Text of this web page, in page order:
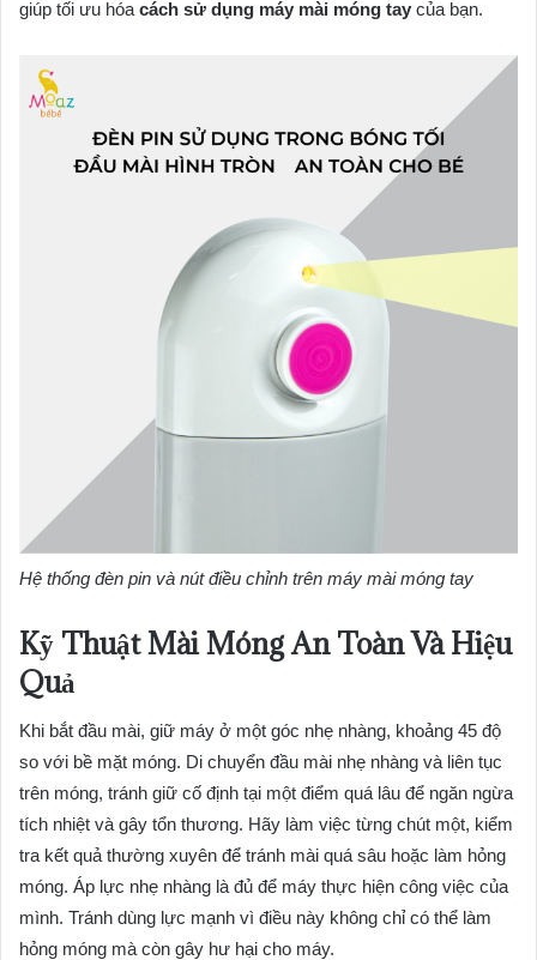
giúp tối ưu hóa cách sử dụng máy mài móng tay của bạn.
Hệ thống đèn pin và nút điều chỉnh trên máy mài móng tay
Kỹ Thuật Mài Móng An Toàn Và Hiệu
Quả
Khi bắt đầu mài, giữ máy ở một góc nhẹ nhàng, khoảng 45 độ
so với bề mặt móng. Di chuyển đầu mài nhẹ nhàng và liên tục
trên móng, tránh giữ cố định tại một điểm quá lâu để ngăn ngừa
tích nhiệt và gây tổn thương. Hãy làm việc từng chút một, kiểm
tra kết quả thường xuyên để tránh mài quá sâu hoặc làm hỏng
móng. Áp lực nhẹ nhàng là đủ để máy thực hiện công việc của
mình. Tránh dùng lực mạnh vì điều này không chỉ có thể làm
hỏng móng mà còn gây hư hại cho máy.